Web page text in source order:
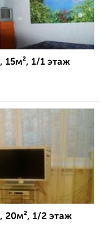
1/1 этаж
20м², 1/2 этаж